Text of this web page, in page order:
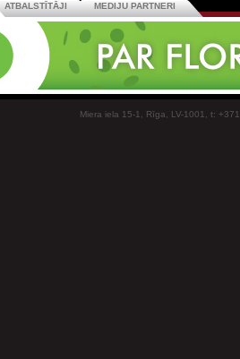
ATBALSTĪTĀJI MEDIJU PARTNERI
Miera iela 15-1, Rīga, LV-1001, t: